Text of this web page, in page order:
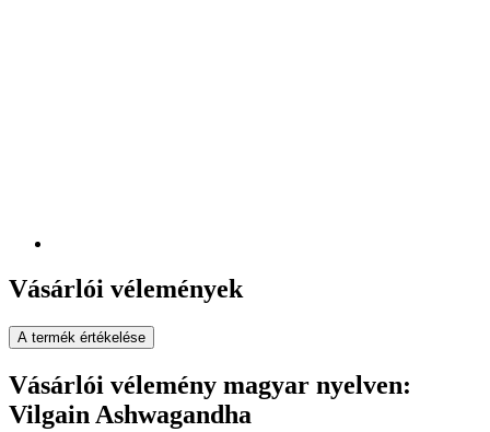
Vásárlói vélemények
A termék értékelése
Vásárlói vélemény magyar nyelven:
Vilgain Ashwagandha